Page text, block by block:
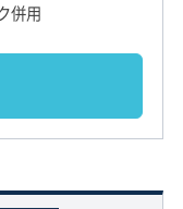
併用